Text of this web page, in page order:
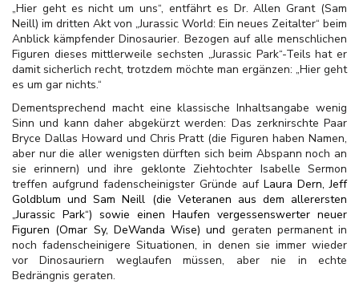
„Hier geht es nicht um uns“, entfährt es Dr. Allen Grant (Sam
Neill) im dritten Akt von „Jurassic World: Ein neues Zeitalter“ beim
Anblick kämpfender Dinosaurier. Bezogen auf alle menschlichen
Figuren dieses mittlerweile sechsten „Jurassic Park“-Teils hat er
damit sicherlich recht, trotzdem möchte man ergänzen: „Hier geht
es um gar nichts.“
Dementsprechend macht eine klassische Inhaltsangabe wenig
Sinn und kann daher abgekürzt werden: Das zerknirschte Paar
Bryce Dallas Howard und Chris Pratt (die Figuren haben Namen,
aber nur die aller wenigsten dürften sich beim Abspann noch an
sie erinnern) und ihre geklonte Ziehtochter Isabelle Sermon
treffen aufgrund fadenscheinigster Gründe auf Laura Dern, Jeff
Goldblum und Sam Neill (die Veteranen aus dem allerersten
„Jurassic Park“) sowie einen Haufen vergessenswerter neuer
Figuren (Omar Sy, DeWanda Wise)und geraten permanent in
noch fadenscheinigere Situationen, in denen sie immer wieder
vor Dinosauriern weglaufen müssen, aber nie in echte
Bedrängnis geraten.